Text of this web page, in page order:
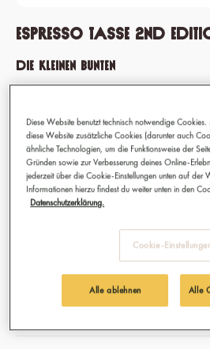
Espresso Tasse 2nd
Die kleinen Bunten
Machen zuverlässig wach: Die
deine fröhlich-bunten Begleiter durch
7,90 €
Preise inkl. MwSt.
auswählen
Fuchsia Gelb
Weiss
Diese Website benutzt technisch notwendige
diese Website zusätzliche Cookies (darunter auch
ähnliche Technologien, um die Funktionsweise der
Gründen sowie zur Verbesserung deines Online-
jederzeit über die Cookie-Einstellungen unten auf der
Informationen hierzu findest du weiter unten in den
Datenschutzerklärung.
Cookie-
Alle ablehnen Alle